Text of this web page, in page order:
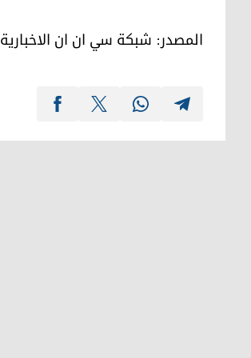
المصدر: شبکة سي ان ان الاخباریة